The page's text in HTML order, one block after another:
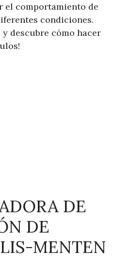
el comportamiento de
condiciones.
y descubre cómo hacer
DE
DE
MENTEN